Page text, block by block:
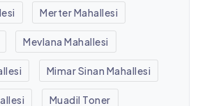
Merter Mahallesi
Mevlana Mahallesi
Mimar Sinan Mahallesi
Muadil Toner